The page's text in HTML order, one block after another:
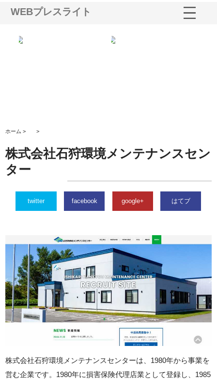
WEBプレスライト
ホーム > >
株式会社石狩環境メンテナンスセン
ター
twitter facebook google+ はてブ
株式会社石狩環境メンテナンスセンターは、1980年から事業を
営む企業です。1980年に損害保険代理店業として登録し、1985